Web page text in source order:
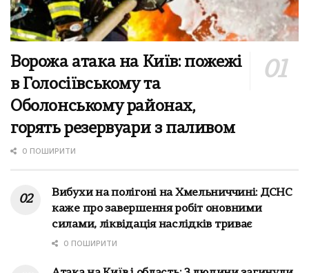
Ворожа атака на Київ: пожежі
в Голосіївському та
Оболонському районах,
горять резервуари з паливом
0 ПОШИРИТИ
Вибухи на полігоні на Хмельниччині: ДСНС
каже про завершення робіт оновними
силами, ліквідація наслідків триває
0 ПОШИРИТИ